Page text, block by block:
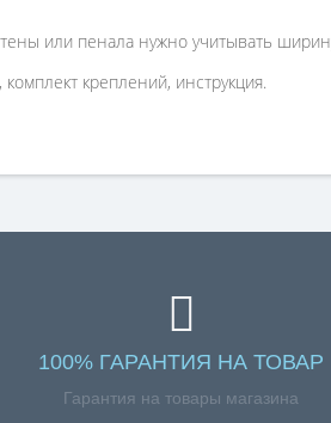
или пенала нужно учитывать
креплений, инструкция.
100% ГАРАНТИЯ НА ТОВАР
Гарантия на товары магазина